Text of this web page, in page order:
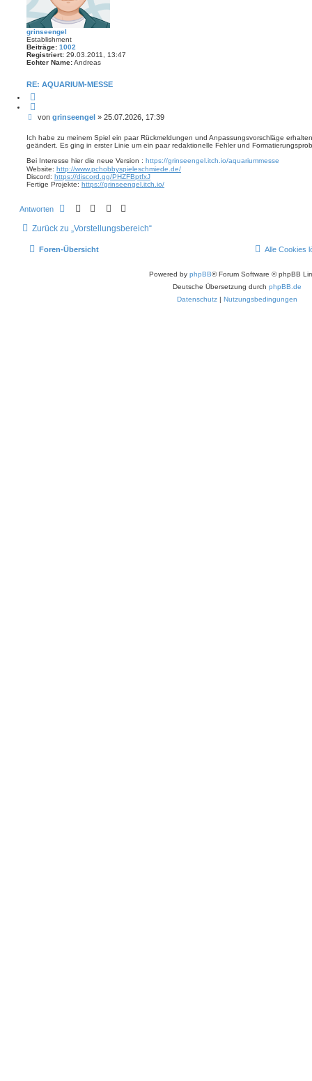
grinseengel
Establishment
Beiträge: 1002
Registriert: 29.03.2011, 13:47
Echter Name:Andreas
RE: AQUARIUM-MESSE
i
r
e
n
B
i
t
a
g
von grinseengel» 25.07.2026, 17:39
Ich habe zu meinem Spiel ein paar Rückmeldungen und Anpassungsvorschläge
geändert. Es ging in erster Linie um ein paar redaktionelle Fehler und
Bei Interesse hier die neue Version : https://grinseengel.itch.io/aquariummesse
Website: http://www.pchobbyspieleschmiede.de/
Discord: https://discord.gg/PHZFBptfxJ
Fertige Projekte: https://grinseengel.itch.io/
Antworten
Zurück zu „Vorstellungsbereich“
Foren-Übersicht Alle Cookies
Powered by phpBB® Forum Software © phpBB
Deutsche Übersetzung durch phpBB.de
Datenschutz | Nutzungsbedingungen